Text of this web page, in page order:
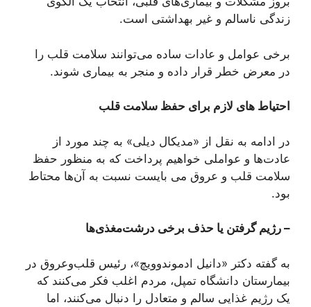
زندگی ناسالم و غیر بهداشتی است.
برخی عوامل و عادات ساده می‌توانند سلامت قلب را
در معرض خطر قرار داده و منجر به بیماری شوند.
احتیاط ‌های لازم برای حفظ سلامت قلب
در ادامه به نقل از «مدیکال دیلی» به چند مورد از
عادت‌ها و عواملی خواهیم پرداخت که به منظور حفظ
سلامت قلب و عروق می بایست نسبت به آن‌ها محتاط
بود.
– رژیم‌ گرفتن یا حذف برخی درشت‌مغذی‌ها
به گفته دکتر «دانیل ادموندوویچ»، رئیس قلب‌وعروق در
بیمارستان دانشگاه تمپل، مردم اغلب فکر می‌کنند که
یک رژیم غذایی سالم و متعادل را دنبال می‌کنند، اما